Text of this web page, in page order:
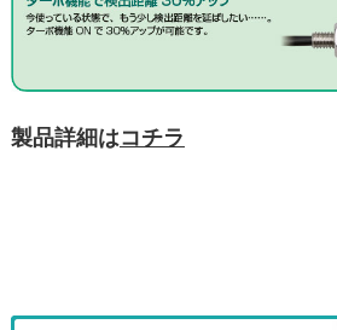
製品詳細はコチラ